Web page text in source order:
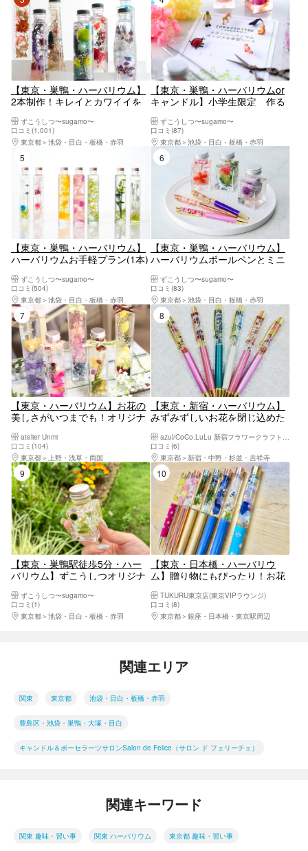
【東京・巣鴨・ハーバリウム】
2本制作！キレイとカワイイを
ずこうしつ〜sugamo〜
口コミ(1,001)
東京都
池袋・目白・板橋・赤羽
【東京・巣鴨・ハーバリウムor
キャンドル】小学生限定 作る
ポートのまとめ方のコツ！！し
っかりサポート 自由研究にも
おすすめプラン（ずこうしつオ
リジナルの学習シート付き！）
ずこうしつ〜sugamo〜
口コミ(87)
東京都
池袋・目白・板橋・赤羽
【東京・巣鴨・ハーバリウム】
ハーバリウムお手軽プラン(1本)
ずこうしつ〜sugamo〜
口コミ(504)
東京都
池袋・目白・板橋・赤羽
6位
【東京・巣鴨・ハーバリウム】
ハーバリウムボールペンとミニ
なasoview限定プラン
ずこうしつ〜sugamo〜
口コミ(83)
東京都
池袋・目白・板橋・赤羽
7位
【東京・ハーバリウム】お花の
美しさがいつまでも！オリジナ
駅」から徒歩約6分
atelier Unmi
口コミ(104)
東京都
上野・浅草・両国
8位
【東京・新宿・ハーバリウム】
みずみずしいお花を閉じ込めた
お花で癒されながら可愛いペン
を作りましょう♪ （親子 ハン
ドメイド ものづくり 体験 出張
ワークショップ 企業イベン
azul/CoCo.LuLu 新宿フラワークラフト体験工房
口コミ(6)
東京都
新宿・中野・杉並・吉祥寺
9位
【東京・巣鴨駅徒歩5分・ハー
バリウム】ずこうしつオリジナ
ーバリウム(1本制作)
ずこうしつ〜sugamo〜
口コミ(1)
東京都
池袋・目白・板橋・赤羽
10位
【東京・日本橋・ハーバリウ
ム】贈り物にもぴったり！お花
TUKURU東京店(東京VIPラウンジ)
口コミ(8)
東京都
銀座・日本橋・東京駅周辺
関連エリア
関東 東京都 池袋・目白・板橋・赤羽
豊島区・池袋・巣鴨・大塚・目白
キャンドル＆ポーセラーツサロンSalon de Felice（サロン ド フェリーチェ）
関連キーワード
関東 趣味・習い事 関東 ハーバリウム 東京都 趣味・習い事